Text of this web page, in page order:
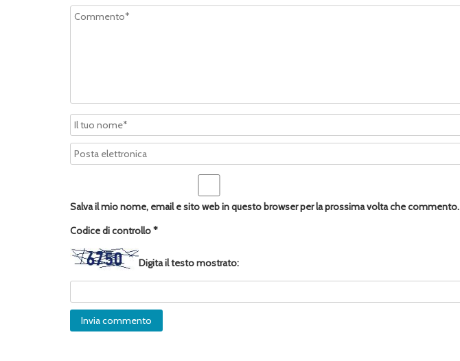
Salva il mio nome, email e sito web in questo browser per la prossima volta che commento.
Codice di controllo*
Digita il testo mostrato: